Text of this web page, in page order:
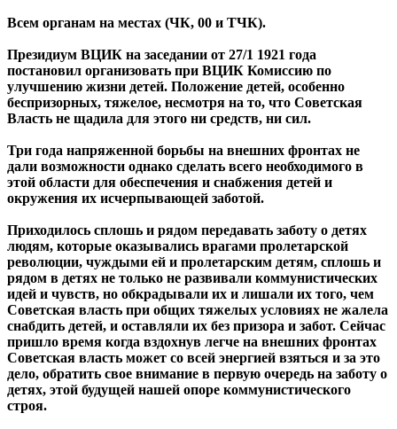
Всем органам на местах (ЧК, 00 и ТЧК).
Президиум ВЦИК на заседании от 27/1 1921 года
постановил организовать при ВЦИК Комиссию по
улучшению жизни детей. Положение детей, особенно
беспризорных, тяжелое, несмотря на то, что Советская
Власть не щадила для этого ни средств, ни сил.
Три года напряженной борьбы на внешних фронтах не
дали возможности однако сделать всего необходимого в
этой области для обеспечения и снабжения детей и
окружения их исчерпывающей заботой.
Приходилось сплошь и рядом передавать заботу о детях
людям, которые оказывались врагами пролетарской
революции, чуждыми ей и пролетарским детям, сплошь и
рядом в детях не только не развивали коммунистических
идей и чувств, но обкрадывали их и лишали их того, чем
Советская власть при общих тяжелых условиях не жалела
снабдить детей, и оставляли их без призора и забот. Сейчас
пришло время когда вздохнув легче на внешних фронтах
Советская власть может со всей энергией взяться и за это
дело, обратить свое внимание в первую очередь на заботу о
детях, этой будущей нашей опоре коммунистического
строя.